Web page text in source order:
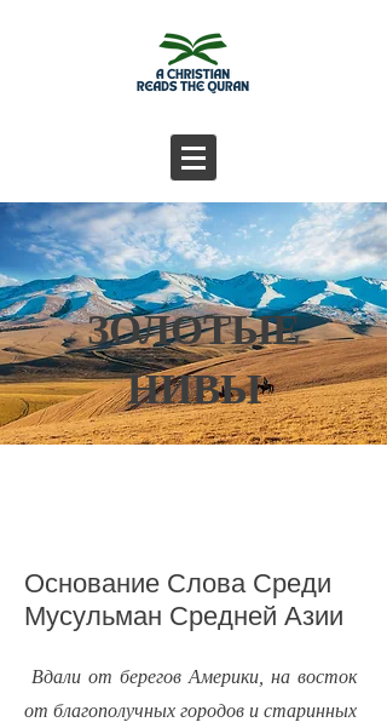
ЗОЛОТЫЕ
НИВЫ
Основание Слова Среди
Мусульман Средней Азии
Вдали от берегов Америки, на восток
от благополучных городов и старинных